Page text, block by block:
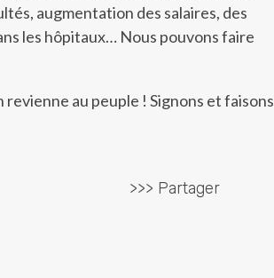
augmentation des salaires, des
les hôpitaux… Nous pouvons faire
au peuple ! Signons et faisons
>>> Partager